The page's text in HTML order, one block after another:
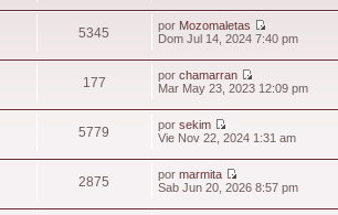
5345 por Mozomaletas
Dom Jul 14, 2024 7:40 pm
177 porchamarran
Mar May 23, 2023 12:09 pm
5779 porsekim
Vie Nov 22, 2024 1:31 am
2875 pormarmita
Sab Jun 20, 2026 8:57 pm